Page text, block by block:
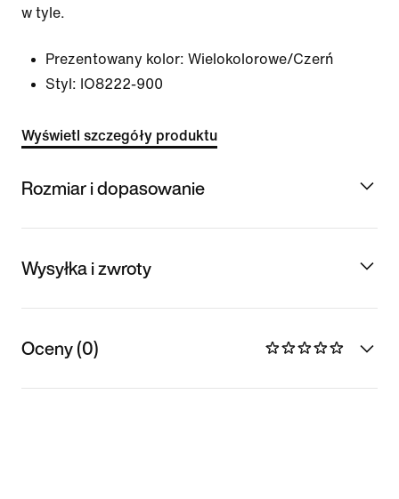
w tyle.
Prezentowany kolor: Wielokolorowe/Czerń
Styl: IO8222-900
Wyświetl szczegóły produktu
Rozmiar i dopasowanie
Wysyłka i zwroty
Oceny (0)